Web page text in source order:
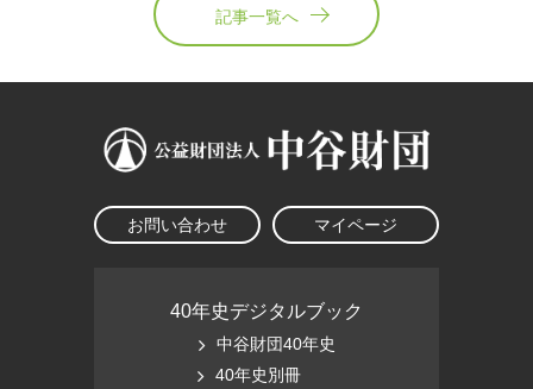
記事一覧へ
お問い合わせ マイページ
40年史デジタルブック
中谷財団40年史
40年史別冊